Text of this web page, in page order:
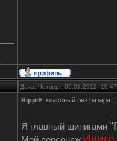
Дата: Четверг, 05.01.2012,
RipplE , классный без базара !
Я главный шинигами